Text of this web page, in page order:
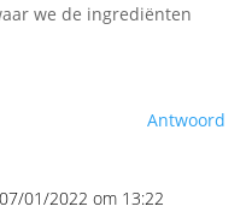
we de ingrediënten
Antwoord
01/2022 om 13:22